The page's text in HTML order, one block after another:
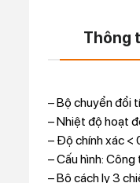
Thông
– Bộ chuyển đổi
– Nhiệt độ hoạt
– Độ chính xác <
– Cấu hình:
– Bộ cách ly 3